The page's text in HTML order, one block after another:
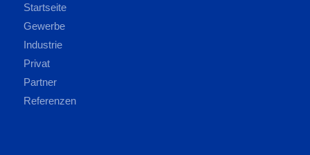
Startseite
Gewerbe
Industrie
Privat
Partner
Referenzen